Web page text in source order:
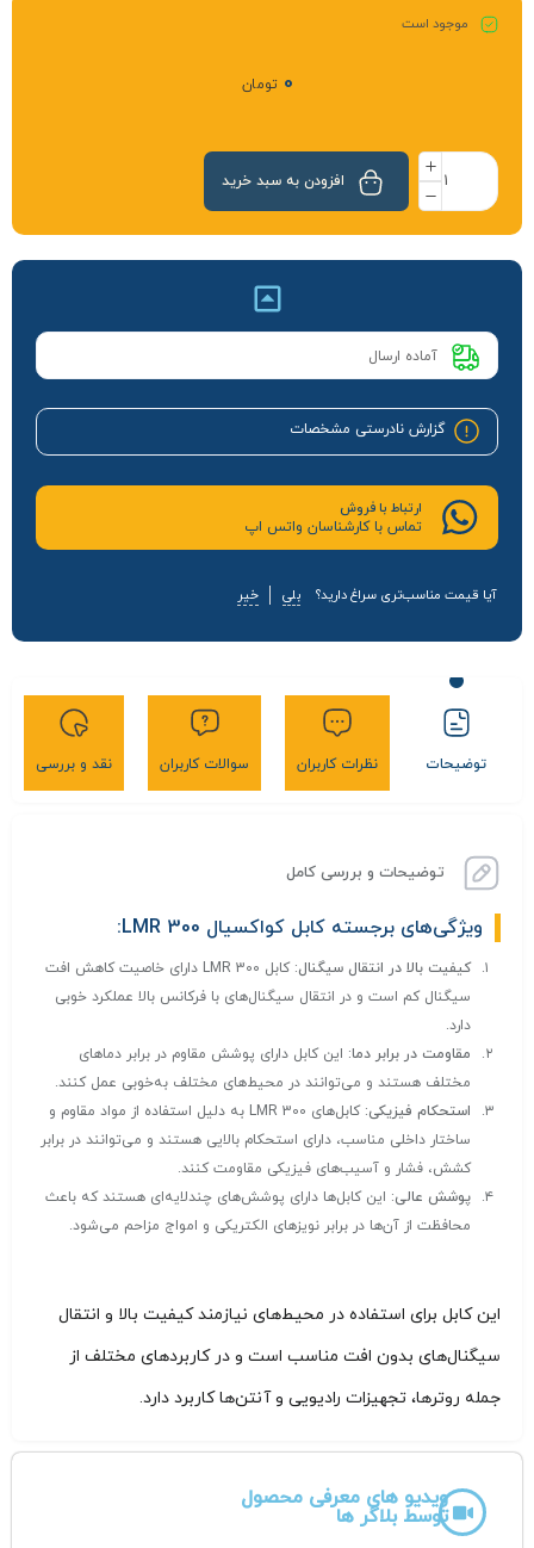
موجود است
0 تومان
افزودن به سبد خرید
آماده ارسال
گزارش نادرستی مشخصات
ارتباط با فروش
تماس با کارشناسان واتس اپ
آیا قیمت مناسب‌تری سراغ دارید؟ بلی خیر
توضیحات نظرات کاربران سوالات کاربران نقد و بررسی
توضیحات و بررسی کامل
ویژگی‌های برجسته کابل کواکسیال
کیفیت بالا در انتقال سیگنال
: کابل LMR 300 دارای خاصیت کاهش افت
سیگنال کم است و در انتقال سیگنال‌های با فرکانس بالا عملکرد خوبی
دارد.
مقاومت در برابر دما: این کابل‌ دارای پوشش مقاوم در برابر دماهای
مختلف هستند و می‌توانند در محیط‌های مختلف به‌خوبی عمل کنند.
استحکام فیزیکی
: کابل‌های LMR 300 به دلیل استفاده از مواد مقاوم و
ساختار داخلی مناسب، دارای استحکام بالایی هستند و می‌توانند در برابر
کشش، فشار و آسیب‌های فیزیکی مقاومت کنند.
پوشش عالی: این کابل‌ها دارای پوشش‌های چندلایه‌ای هستند که باعث
محافظت از آن‌ها در برابر نویزهای الکتریکی و امواج مزاحم می‌شود.
این کابل برای استفاده در محیط‌های نیازمند کیفیت بالا و انتقال
سیگنال‌های بدون افت مناسب است و در کاربردهای مختلف از
جمله روترها، تجهیزات رادیویی و آنتن‌ها کاربرد دارد.
ویدیو های معرفی محصول
توسط بلاگر ها